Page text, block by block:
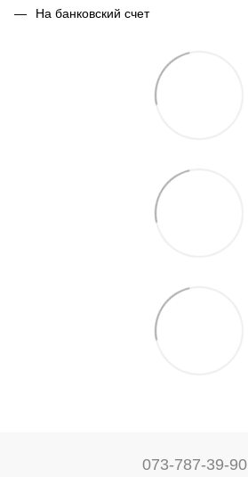
На банковский счет
073-787-39-90